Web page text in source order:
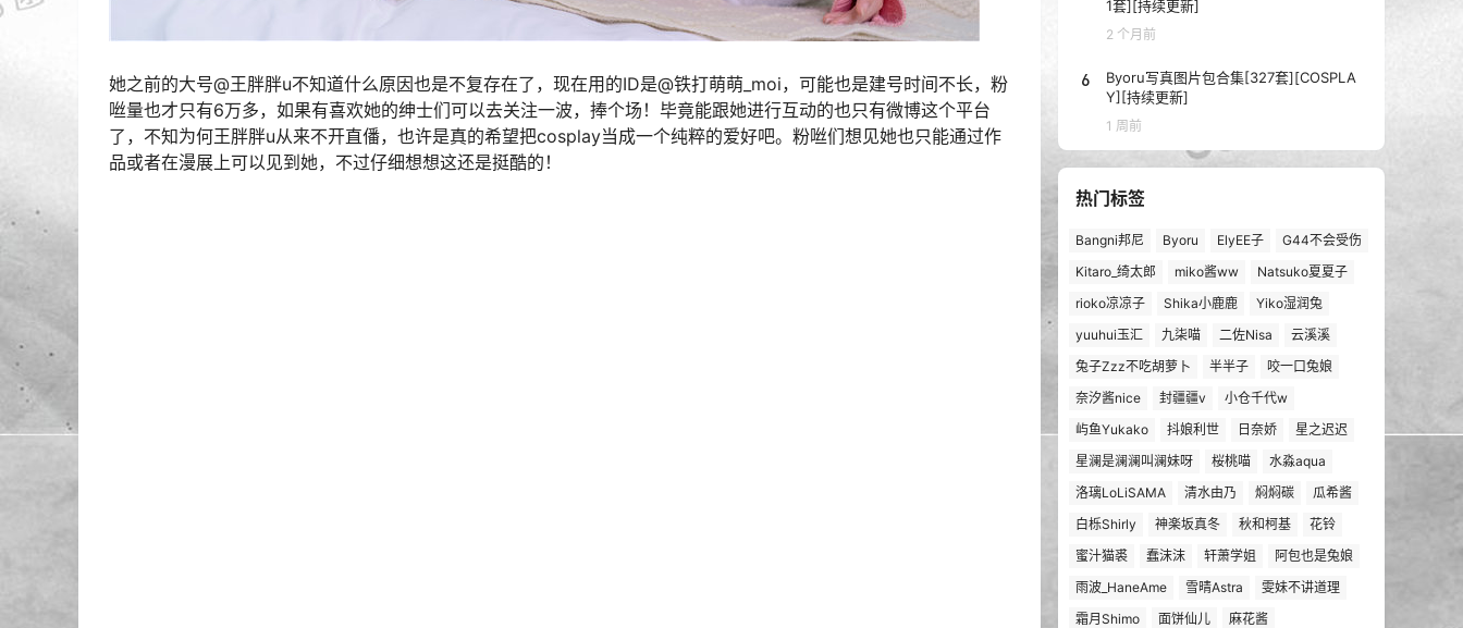
她之前的大号@王胖胖u不知道什么原因也是不复存在了，现在用的ID是@铁打萌萌_moi，可能也是建号时间不长，粉
咝量也才只有6万多，如果有喜欢她的绅士们可以去关注一波，捧个场！毕竟能跟她进行互动的也只有微博这个平台
了，不知为何王胖胖u从来不开直僠，也许是真的希望把cosplay当成一个纯粹的爱好吧。粉咝们想见她也只能通过作
品或者在漫展上可以见到她，不过仔细想想这还是挺酷的！
1套][持续更新]
2 个月前
6
Byoru写真图片包合集[327套][COSPLA
Y][持续更新]
1 周前
热门标签
Bangni邦尼 Byoru ElyEE子
G44不会受伤
Kitaro_绮太郎
miko酱ww
Natsuko夏夏子
rioko凉凉子
Shika小鹿鹿
Yiko湿润兔
yuuhui玉汇
九柒喵 二佐Nisa
云溪溪
兔子Zzz不吃胡萝卜
半半子
咬一口兔娘
奈汐酱nice
封疆疆v
小仓千代w
屿鱼Yukako
抖娘利世 日奈娇
星之迟迟
星澜是澜澜叫澜妹呀
桜桃喵
水淼aqua
洛璃LoLiSAMA
清水由乃 焖焖碳
瓜希酱
白栎Shirly
神楽坂真冬 秋和柯基
花铃
蜜汁猫裘
蠢沫沫 轩萧学姐
阿包也是兔娘
雨波_HaneAme
雪晴Astra
雯妹不讲道理
霜月Shimo
面饼仙儿 麻花酱